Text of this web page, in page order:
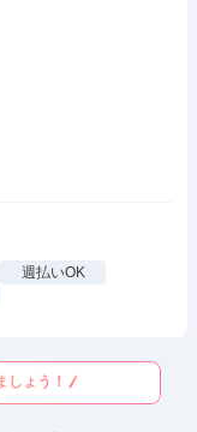
週払いOK
しょう！